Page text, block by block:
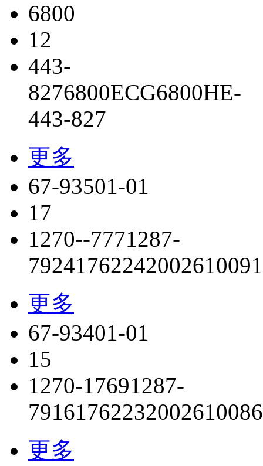
6800
12
443-
8276800ECG6800HE-
443-827
更多
67-93501-01
17
1270--7771287-
79241762242002610091
更多
67-93401-01
15
1270-17691287-
79161762232002610086
更多